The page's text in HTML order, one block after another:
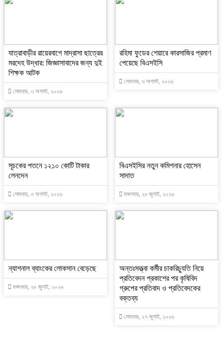
যাত্রাবাড়ীর রায়েরবাগে মাদ্রাসা ছাত্রের
মরদেহ উদ্ধার: জিজ্ঞাসাবাদের জন্য দুই
শিক্ষক আটক
সোমবার, ৩ অগাস্ট, ২০২৬
রহিমা ফুডের শেয়ারে কারসাজির প্রমাণ
পেয়েছে বিএসইসি
সোমবার, ৩ অগাস্ট, ২০২৬
সূচকের পতনে ১২১০ কোটি টাকার
লেনদেন
সোমবার, ৩ অগাস্ট, ২০২৬
বিএসইসির নতুন কমিশনার হোসেন
সাদাত
মঙ্গলবার, ২৮ জুলাই, ২০২৬
ন্যাশনাল ব্যাংকের লোকসান বেড়েছে
মঙ্গলবার, ২৮ জুলাই, ২০২৬
অন্তঃসত্ত্বা কর্মীর চাকরিচ্যুতি নিয়ে
প্রতিবেদন প্রকাশের পর কৃষিবিদ
গ্রুপের প্রতিবাদ ও প্রতিবেদকের
বক্তব্য
সোমবার, ২৭ জুলাই, ২০২৬